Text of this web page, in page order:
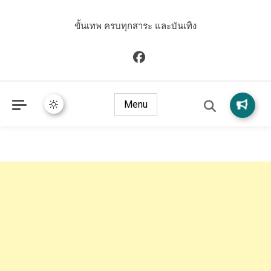
ขั้นเทพ ครบทุกสาระ และบันเทิง
Menu